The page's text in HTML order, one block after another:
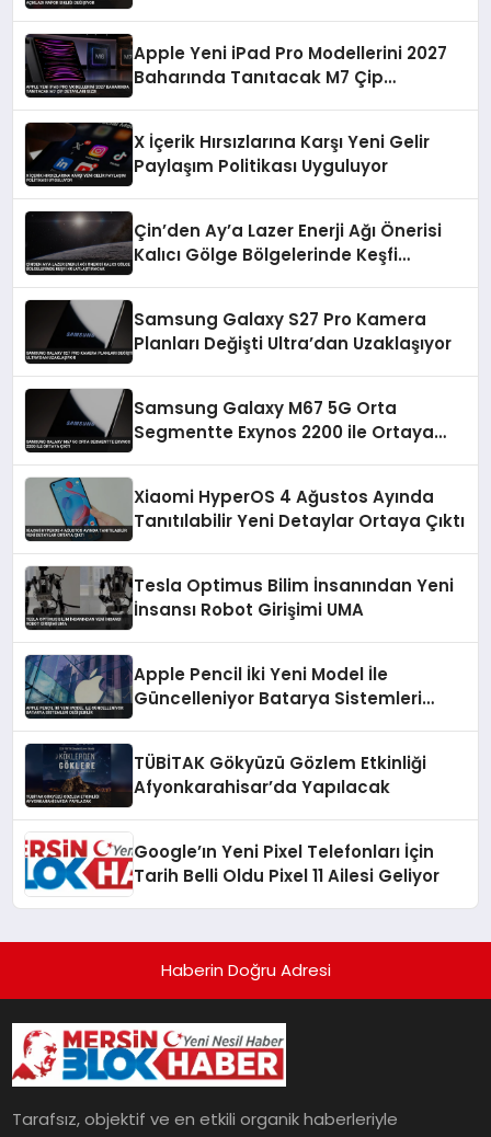
Apple Yeni iPad Pro Modellerini 2027
Baharında Tanıtacak M7 Çip
X İçerik Hırsızlarına Karşı Yeni Gelir
Paylaşım Politikası Uyguluyor
Çin’den Ay’a Lazer Enerji Ağı Önerisi
Kalıcı Gölge Bölgelerinde Keşfi
Samsung Galaxy S27 Pro Kamera
Planları Değişti Ultra’dan Uzaklaşıyor
Samsung Galaxy M67 5G Orta
Segmentte Exynos 2200 ile Ortaya
Xiaomi HyperOS 4 Ağustos Ayında
Tanıtılabilir Yeni Detaylar Ortaya Çıktı
Tesla Optimus Bilim İnsanından Yeni
İnsansı Robot Girişimi UMA
Apple Pencil İki Yeni Model İle
Güncelleniyor Batarya Sistemleri
TÜBİTAK Gökyüzü Gözlem Etkinliği
Afyonkarahisar’da Yapılacak
Google’ın Yeni Pixel Telefonları İçin
Tarih Belli Oldu Pixel 11 Ailesi Geliyor
Haberin Doğru Adresi
Tarafsız, objektif ve en etkili organik haberleriyle